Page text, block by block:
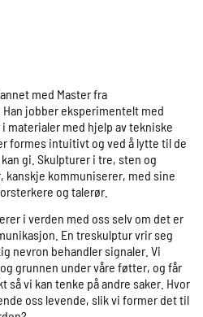
med Master fra
Han jobber eksperimentelt med
materialer med hjelp av tekniske
formes intuitivt og ved å lytte til de
gi. Skulpturer i tre, sten og
kanskje kommuniserer, med sine
og talerør.
i verden med oss selv om det er
En treskulptur vrir seg
nevron behandler signaler. Vi
grunnen under våre føtter, og får
så vi kan tenke på andre saker. Hvor
oss levende, slik vi former det til